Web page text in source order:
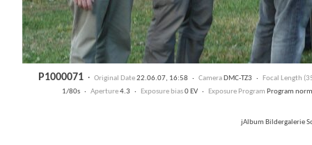
P1000071 · Original Date22.06.07, 16:58 · CameraDMC-TZ3 · Focal Length
1/80s · Aperture4.3 · Exposure bias0 EV · Exposure Program Program
jAlbum Bildergalerie